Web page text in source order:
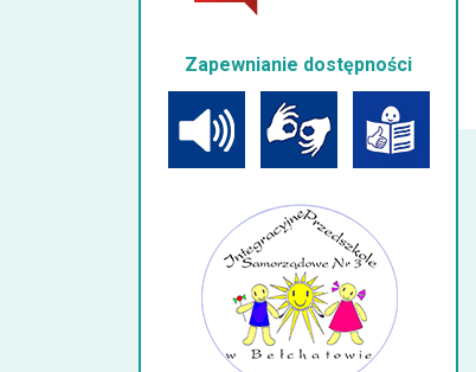
Zapewnianie dostępności